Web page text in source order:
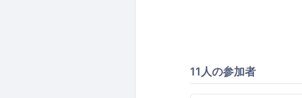
11人の参加者